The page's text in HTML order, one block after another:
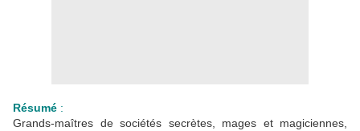
Résumé :
Grands-maîtres de sociétés secrètes, mages et magiciennes,